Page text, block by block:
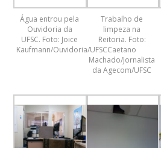
Água entrou pela
Ouvidoria da
UFSC. Foto: Joice
Kaufmann/Ouvidoria/UFSC
Trabalho de
limpeza na
Reitoria. Foto:
Caetano
Machado/Jornalista
da Agecom/UFSC